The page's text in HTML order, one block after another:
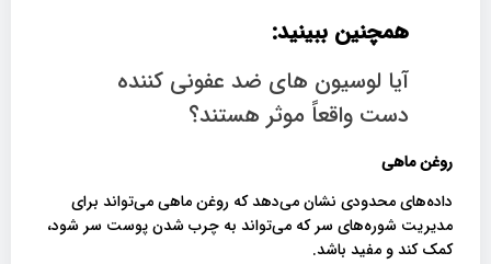
همچنین ببینید:
آیا لوسیون های ضد عفونی کننده
دست واقعاً موثر هستند؟
روغن ماهی
داده‌های محدودی نشان می‌دهد که روغن ماهی می‌تواند برای
مدیریت شوره‌های سر که می‌تواند به چرب شدن پوست سر شود،
کمک کند و مفید باشد.